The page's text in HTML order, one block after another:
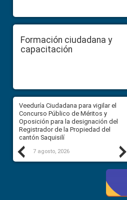
Formación ciudadana y
capacitación
Previous
Veeduría Ciudadana para vigilar el
Concurso Público de Méritos y
Oposición para la designación del
Registrador de la Propiedad del
cantón Saquisilí
7 agosto, 2026